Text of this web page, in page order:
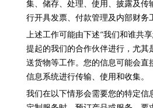
集、储存、处理、使用、披露及传
行开具发票、付款管理及内部财务
上述工作可能由下述“我们和谁共
提起的我们的合作伙伴进行，尤其
送货物等工作。您的信息可能会直
信息系统进行传输、使用和收集。
我们在以下情形会需要您的特定信